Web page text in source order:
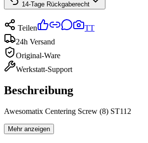
14-Tage Rückgaberecht
Teilen
TT
24h Versand
Original-Ware
Werkstatt-Support
Beschreibung
Awesomatix Centering Screw (8) ST112
Mehr anzeigen